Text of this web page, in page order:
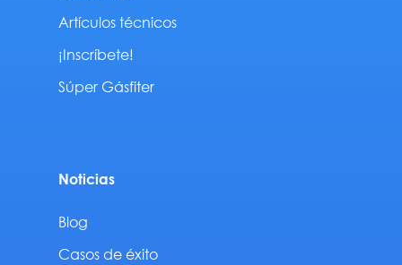
Artículos técnicos
¡Inscríbete!
Súper Gásfiter
Noticias
Blog
Casos de éxito